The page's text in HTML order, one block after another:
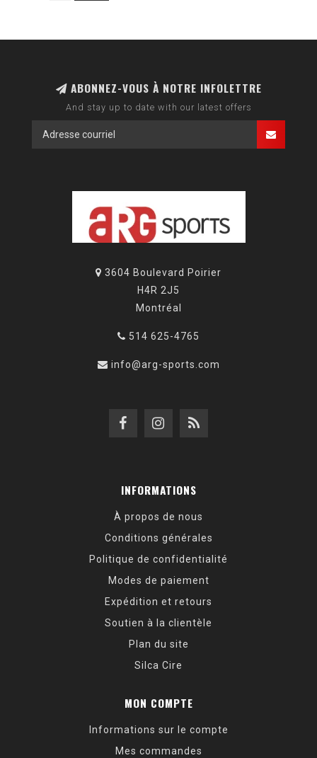
ABONNEZ-VOUS À NOTRE INFOLETTRE
And stay up to date with our latest offers
3604 Boulevard Poirier
H4R 2J5
Montréal
514 625-4765
info@arg-sports.com
INFORMATIONS
À propos de nous
Conditions générales
Politique de confidentialité
Modes de paiement
Expédition et retours
Soutien à la clientèle
Plan du site
Silca Cire
MON COMPTE
Informations sur le compte
Mes commandes